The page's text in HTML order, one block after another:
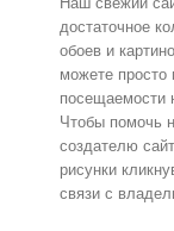
достаточное
обоев и
можете просто
посещаемости
Чтобы помочь
создателю
рисунки
связи с